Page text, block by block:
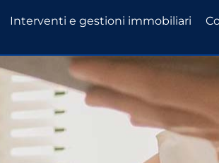
Interventi e gestioni immobiliari